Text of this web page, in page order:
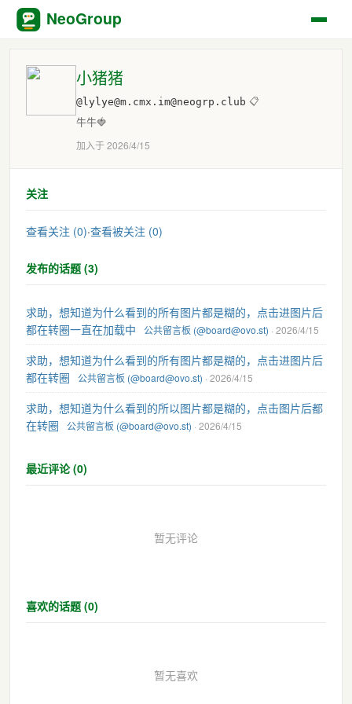
NeoGroup
小猪猪
@lylye@m.cmx.im@neogrp.club 📋
牛牛🍓
加入于 2026/4/15
关注
查看关注 (0)·查看被关注 (0)
发布的话题 (3)
求助，想知道为什么看到的所有图片都是糊的，点击进图片后
都在转圈一直在加载中
公共留言板 (@board@ovo.st) · 2026/4/15
求助，想知道为什么看到的所有图片都是糊的，点击进图片后
都在转圈
公共留言板 (@board@ovo.st) · 2026/4/15
求助，想知道为什么看到的所以图片都是糊的，点击图片后都
在转圈
公共留言板 (@board@ovo.st) · 2026/4/15
最近评论 (0)
暂无评论
喜欢的话题 (0)
暂无喜欢